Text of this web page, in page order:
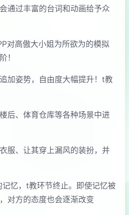
通过丰富的台词和动画给予众
对高傲大小姐为所欲为的模拟
！
加姿势，自由度大幅提升！t教
后、体育仓库等各种场景中进
服、让其穿上漏风的装扮，并
忆，t教环节终止。即使记忆被
对方的态度也会逐渐改变